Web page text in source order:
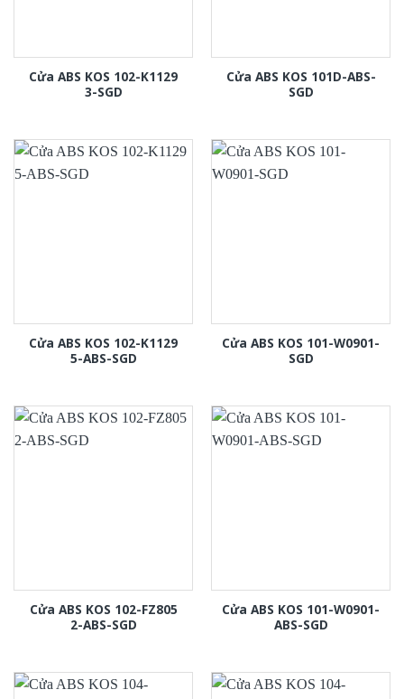
Cửa ABS KOS 102-K1129
3-SGD
Cửa ABS KOS 101D-ABS-
SGD
Cửa ABS KOS 102-K1129
5-ABS-SGD
Cửa ABS KOS 101-W0901-
SGD
Cửa ABS KOS 102-FZ805
2-ABS-SGD
Cửa ABS KOS 101-W0901-
ABS-SGD